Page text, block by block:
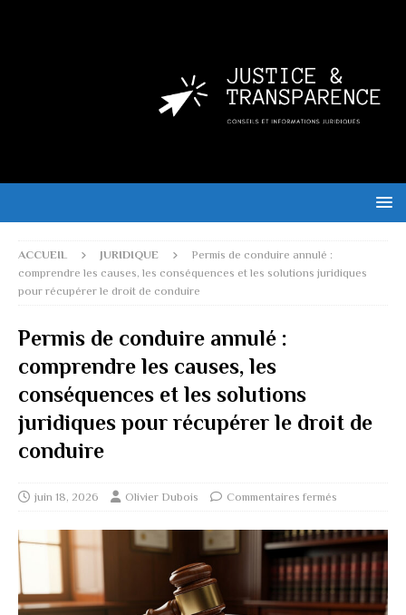
ACCUEIL JURIDIQUE
Permis de conduire annulé :
comprendre les causes, les conséquences et les solutions juridiques
pour récupérer le droit de conduire
Permis de conduire annulé :
comprendre les causes, les
conséquences et les solutions
juridiques pour récupérer le droit de
conduire
juin 18, 2026 Olivier Dubois Commentaires fermés